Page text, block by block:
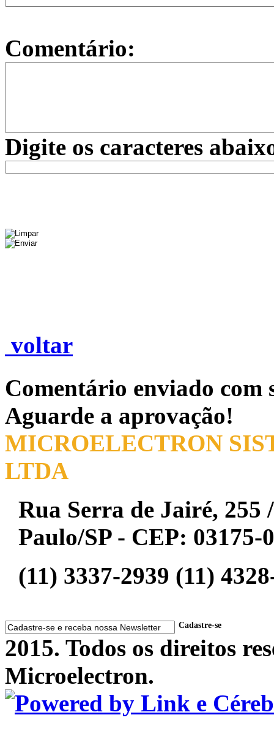
Comentário:
Digite os caracteres
voltar
Comentário enviado com
Aguarde a aprovação!
MICROELECTRON
LTDA
Rua Serra de Jairé, 255
Paulo/SP - CEP: 03175-
(11) 3337-2939 (11)
Cadastre-se
2015. Todos os direitos
Microelectron.